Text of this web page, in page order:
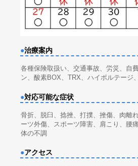
●治療案内
各種保険取扱い、交通事故、労災、自
ン、酸素BOX、TRX、ハイボルテージ
●対応可能な症状
骨折、脱臼、捻挫、打撲、挫傷、肉離
ーツ外傷、スポーツ障害、肩こり、腰
体の不調
●アクセス